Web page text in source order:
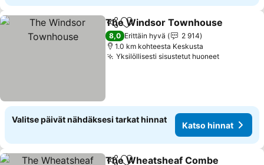
Jaa Lisää suosikkeihin
The Windsor Townhouse
8,0 Erittäin hyvä
2 914
1.0 km kohteesta Keskusta
Yksilöllisesti sisustetut huoneet
Valitse päivät nähdäksesi tarkat hinnat
Katso hinnat
The Wheatsheaf Combe